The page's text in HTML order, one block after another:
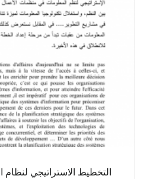
التخطيط الاستراتيجي لنظام